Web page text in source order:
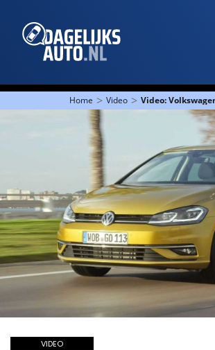
Home > Video > Video:
VIDEO